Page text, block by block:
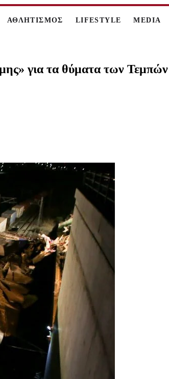
ΑΘΛΗΤΙΣΜΟΣ LIFESTYLE MEDIA
για τα θύματα των Τεμπών